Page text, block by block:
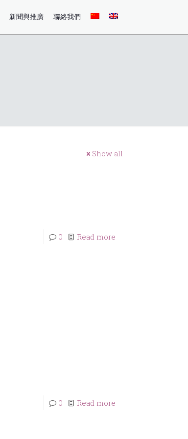
新聞與推廣 聯絡我們
Show all
0 Read more
0 Read more